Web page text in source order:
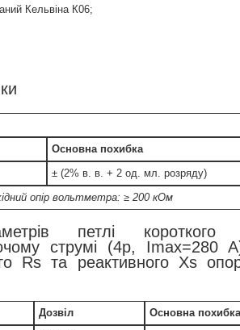
Кельвіна К06;
Основна похибка
± (2% в. в. + 2 од. мл. розряду)
опір вольтметра: ≥ 200 кОм
петлі
струмі (4p, Imax=280
Rs та реактивного Xs
Дозвіл
Основна похибка